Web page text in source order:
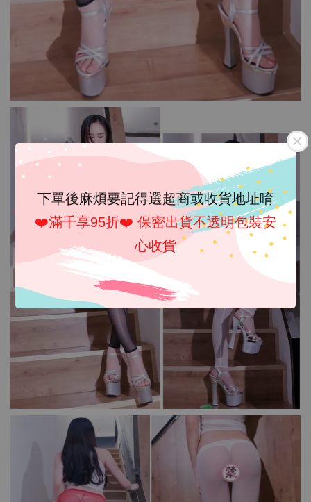
下單後麻煩要記得選超商或收貨地址唷
❤️滿千享95折❤️ 保密出貨不透明包裝安
心收貨